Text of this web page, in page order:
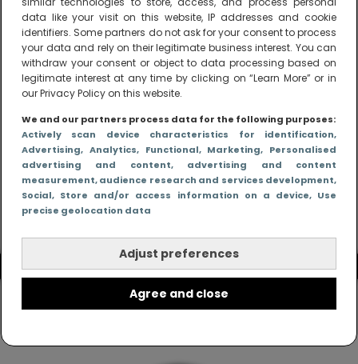
data like your visit on this website, IP addresses and cookie
identifiers. Some partners do not ask for your consent to process
your data and rely on their legitimate business interest. You can
withdraw your consent or object to data processing based on
legitimate interest at any time by clicking on “Learn More” or in
our Privacy Policy on this website.
We and our partners process data for the following purposes:
Actively scan device characteristics for identification,
Advertising, Analytics, Functional, Marketing, Personalised
advertising and content, advertising and content
measurement, audience research and services development,
Social, Store and/or access information on a device, Use
precise geolocation data
Adjust preferences
Agree and close
peuters en boze kleuters achter het behang.